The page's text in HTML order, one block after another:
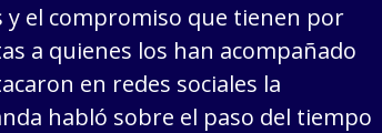
el compromiso que tienen por
a quienes los han acompañado
en redes sociales la
habló sobre el paso del tiempo